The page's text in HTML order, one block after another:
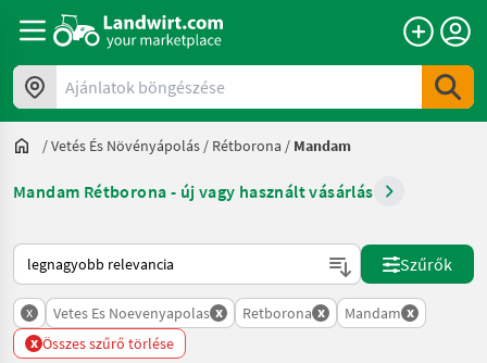
Ajánlatok böngészése
/Vetés És Növényápolás / Rétborona / Mandam
Mandam Rétborona - új vagy használt vásárlás
Így van sorba rendezve a Landwirt.com-on
Szűrők
x Vetes Es Noevenyapolas x Retborona x Mandam x
x Összes szűrő törlése